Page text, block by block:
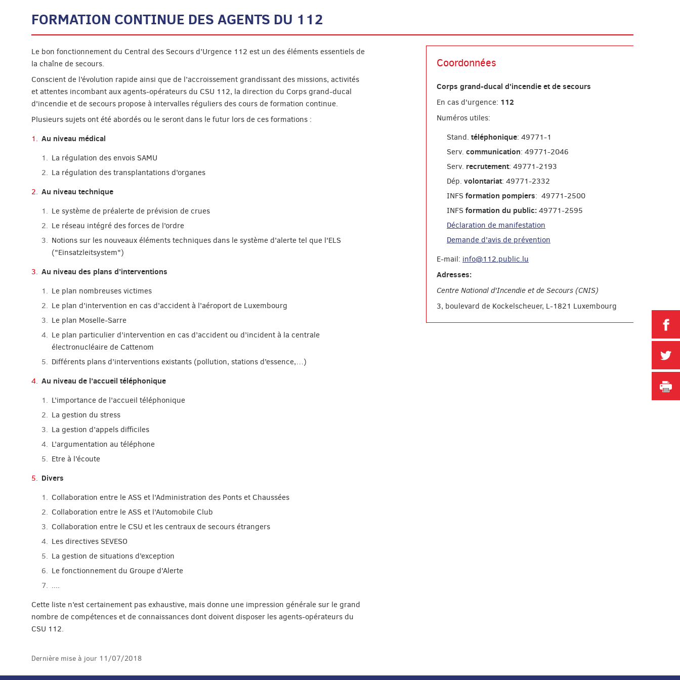
FORMATION CONTINUE DES AGENTS DU 112
Le bon fonctionnement du Central des Secours d’Urgence 112 est un des éléments essentiels de
la chaîne de secours.
Conscient de l’évolution rapide ainsi que de l’accroissement grandissant des missions, activités
et attentes incombant aux agents-opérateurs du CSU 112, la direction du Corps grand-ducal
d'incendie et de secours propose à intervalles réguliers des cours de formation continue.
Plusieurs sujets ont été abordés ou le seront dans le futur lors de ces formations :
Au niveau médical
La régulation des envois SAMU
La régulation des transplantations d’organes
Au niveau technique
Le système de préalerte de prévision de crues
Le réseau intégré des forces de l’ordre
Notions sur les nouveaux éléments techniques dans le système d’alerte tel que l'ELS
("Einsatzleitsystem")
Au niveau des plans d’interventions
Le plan nombreuses victimes
Le plan d’intervention en cas d’accident à l’aéroport de Luxembourg
Le plan Moselle-Sarre
Le plan particulier d’intervention en cas d’accident ou d’incident à la centrale
électronucléaire de Cattenom
Différents plans d’interventions existants (pollution, stations d’essence,…)
Au niveau de l’accueil téléphonique
L’importance de l’accueil téléphonique
La gestion du stress
La gestion d’appels difficiles
L’argumentation au téléphone
Etre à l’écoute
Divers
Collaboration entre le ASS et l’Administration des Ponts et Chaussées
Collaboration entre le ASS et l’Automobile Club
Collaboration entre le CSU et les centraux de secours étrangers
Les directives SEVESO
La gestion de situations d’exception
Le fonctionnement du Groupe d’Alerte
....
Cette liste n’est certainement pas exhaustive, mais donne une impression générale sur le grand
nombre de compétences et de connaissances dont doivent disposer les agents-opérateurs du
CSU 112.
Coordonnées
Corps grand-ducal d'incendie et de secours
En cas d'urgence: 112
Numéros utiles:
Stand. téléphonique: 49771-1
Serv. communication: 49771-2046
Serv. recrutement: 49771-2193
Dép. volontariat: 49771-2332
INFS formation pompiers: 49771-2500
INFS formation du public: 49771-2595
Déclaration de manifestation
Demande d'avis de prévention
E-mail: info@112.public.lu
Adresses:
Centre National d'Incendie et de Secours (CNIS)
3, boulevard de Kockelscheuer, L-1821 Luxembourg
Dernière mise à jour 11/07/2018